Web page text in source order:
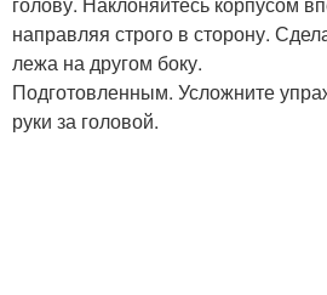
направляя строго в сторону.
лежа на другом боку.
Подготовленным. Усложните
руки за головой.